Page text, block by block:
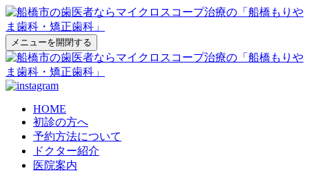
メニューを開閉する
HOME
初診の方へ
予約方法について
ドクター紹介
医院案内